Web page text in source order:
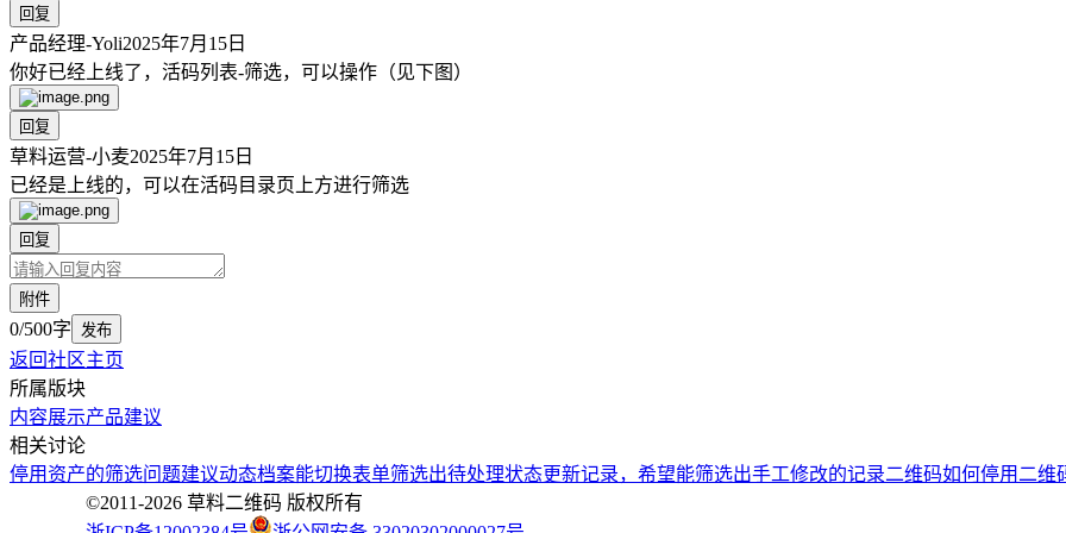
回复
产品经理-Yoli2025年7月15日
你好已经上线了，活码列表-筛选，可以操作（见下图）
回复
草料运营-小麦2025年7月15日
已经是上线的，可以在活码目录页上方进行筛选
回复
附件
0/500字 发布
返回社区主页
所属版块
内容展示产品建议
相关讨论
停用资产的筛选问题建议动态档案能切换表单筛选出待处理状态更新记录，希望能筛选出手工修改的记录二维码如何停用 二维
©2011-2026 草料二维码 版权所有